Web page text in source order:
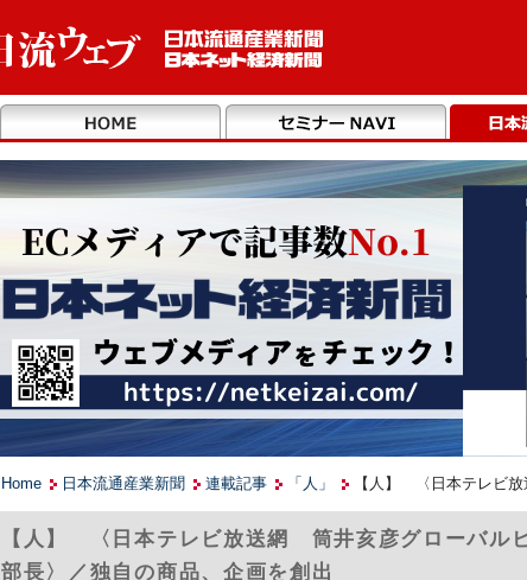
Home 日本流通産業新聞 連載記事 「人」 【人】 〈日本テレビ
【人】 〈日本テレビ放送網 筒井亥彦グローバル
部長〉／独自の商品、企画を創出